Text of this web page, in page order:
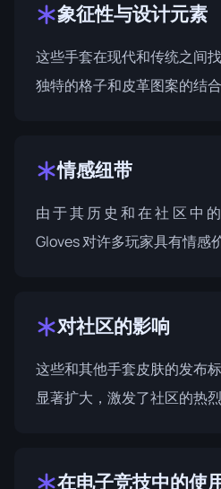
象征性与设计元素
这些手套在现代和传统之间
独特的格子和皮革图案的结合
情感纽带
由于其历史和在社区中
Gloves 对许多玩家具有情感价
对社区的影响
这些和其他手套皮肤的发布
显著扩大，激发了社区的热烈
在电子竞技中的使